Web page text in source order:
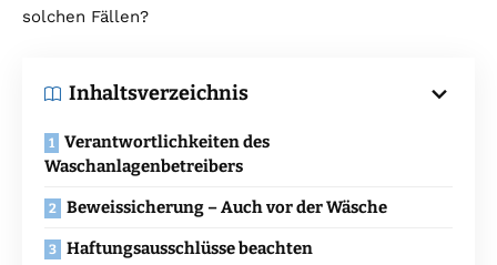
solchen Fällen?
Inhaltsverzeichnis
Verantwortlichkeiten des
Waschanlagenbetreibers
Beweissicherung – Auch vor der Wäsche
Haftungsausschlüsse beachten